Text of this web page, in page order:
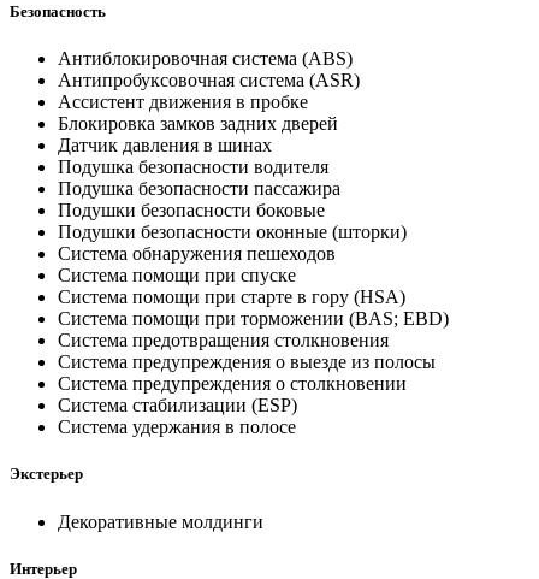
Безопасность
Антиблокировочная система (ABS)
Антипробуксовочная система (ASR)
Ассистент движения в пробке
Блокировка замков задних дверей
Датчик давления в шинах
Подушка безопасности водителя
Подушка безопасности пассажира
Подушки безопасности боковые
Подушки безопасности оконные (шторки)
Система обнаружения пешеходов
Система помощи при спуске
Система помощи при старте в гору (HSA)
Система помощи при торможении (BAS; EBD)
Система предотвращения столкновения
Система предупреждения о выезде из полосы
Система предупреждения о столкновении
Система стабилизации (ESP)
Система удержания в полосе
Экстерьер
Декоративные молдинги
Интерьер